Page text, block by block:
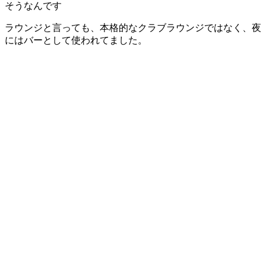
そうなんです
ラウンジと言っても、本格的なクラブラウンジではなく、夜
にはバーとして使われてました。